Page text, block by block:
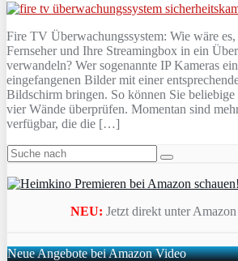
Fire TV Überwachungssystem: Wie wäre
Fernseher und Ihre Streamingbox in ein
verwandeln? Wer sogenannte IP Kameras
eingefangenen Bilder mit einer
Bildschirm bringen. So können Sie beliebige
vier Wände überprüfen. Momentan sind
verfügbar, die die […]
NEU: Jetzt direkt unter
Neue Angebote bei Amazon Video